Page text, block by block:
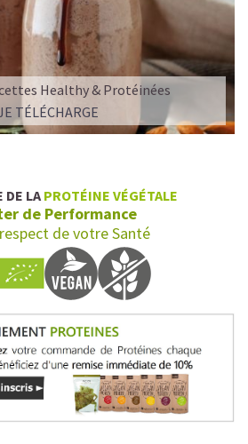
Healthy & Protéinées
TÉLÉCHARGE
DE LA PROTÉINE VÉGÉTALE
de Performance
de votre Santé